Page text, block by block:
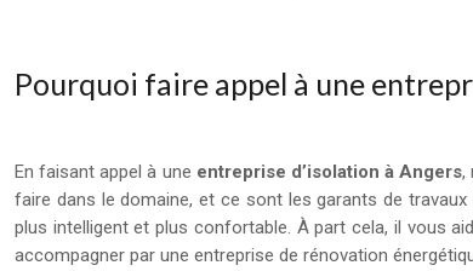
Pourquoi faire appel à une
En faisant appel à une entreprise d’isolation à Angers,
faire dans le domaine, et ce sont les garants de
plus intelligent et plus confortable. À part cela, il vous
accompagner par une entreprise de rénovation